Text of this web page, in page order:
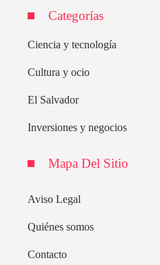
Categorías
Ciencia y tecnología
Cultura y ocio
El Salvador
Inversiones y negocios
Mapa Del Sitio
Aviso Legal
Quiénes somos
Contacto